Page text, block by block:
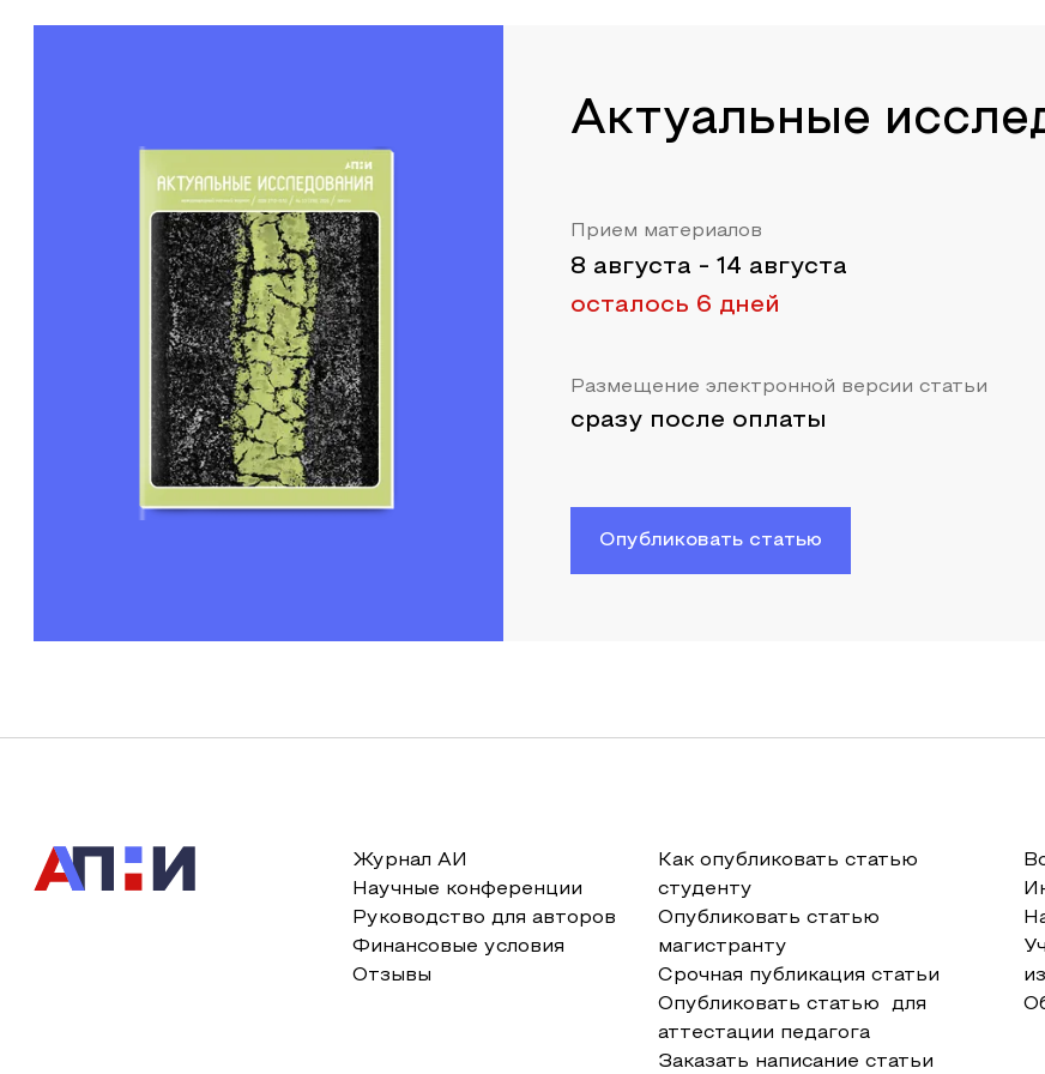
Актуальные
Прием материалов
8 августа - 14 августа
осталось 6 дней
Размещение электронной версии статьи
сразу после оплаты
Опубликовать статью
Журнал АИ
Научные конференции
Руководство для авторов
Финансовые условия
Отзывы
Как опубликовать статью
студенту
Опубликовать статью
магистранту
Срочная публикация статьи
Опубликовать статью для
аттестации педагога
Заказать написание статьи